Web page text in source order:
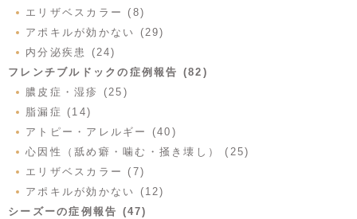
エリザベスカラー (8)
アポキルが効かない (29)
内分泌疾患 (24)
フレンチブルドックの症例報告 (82)
膿皮症・湿疹 (25)
脂漏症 (14)
アトピー・アレルギー (40)
心因性（舐め癖・噛む・掻き壊し） (25)
エリザベスカラー (7)
アポキルが効かない (12)
シーズーの症例報告 (47)